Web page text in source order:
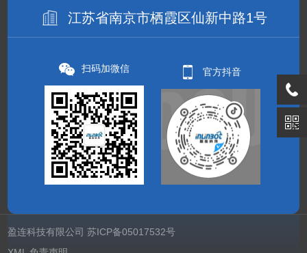
江苏省南京市栖霞区仙新中路1号
扫码加微信 官方抖音
盈连科技有限公司苏ICP备05017532号